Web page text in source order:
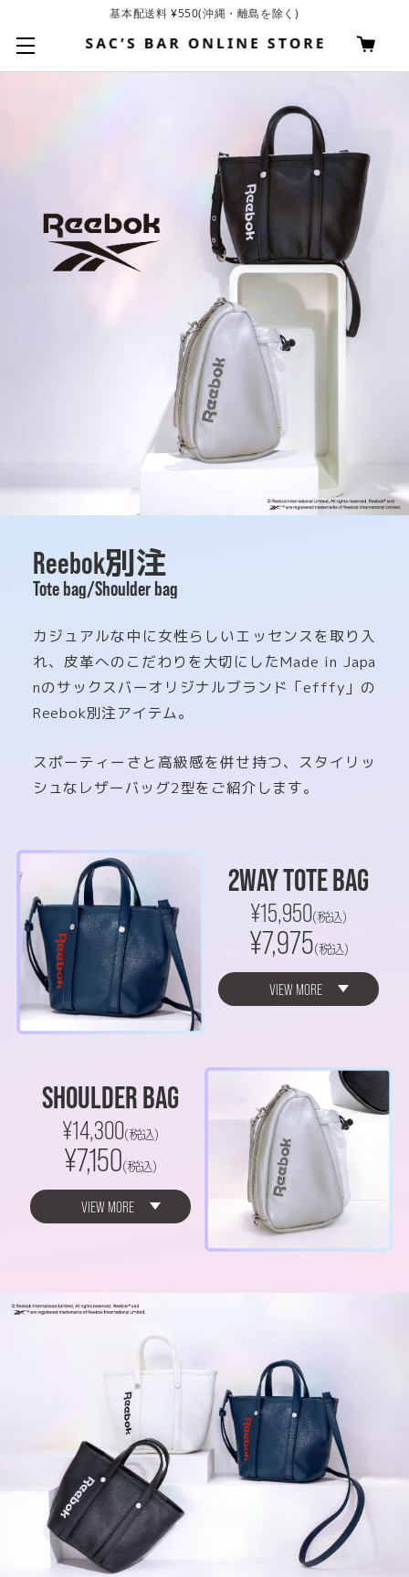
基本配送料 ¥550(沖縄・離島を除く)
Reebok別注
Tote bag/Shoulder bag
カジュアルな中に女性らしいエッセンスを取り入
れ、皮革へのこだわりを大切にしたMade in Japa
nのサックスバーオリジナルブランド「efffy」の
Reebok別注アイテム。
スポーティーさと高級感を併せ持つ、スタイリッ
シュなレザーバッグ2型をご紹介します。
2WAY TOTE BAG
¥15,950(税込)
¥7,975(税込)
VIEW MORE
SHOULDER BAG
¥14,300(税込)
¥7,150(税込)
VIEW MORE